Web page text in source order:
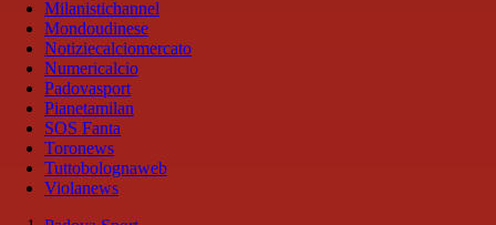
Milanistichannel
Mondoudinese
Notiziecalciomercato
Numericalcio
Padovasport
Pianetamilan
SOS Fanta
Toronews
Tuttobolognaweb
Violanews